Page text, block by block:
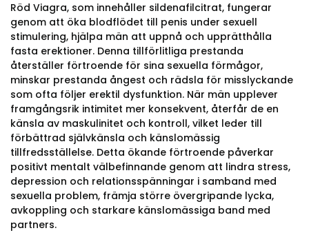
Röd Viagra, som innehåller sildenafilcitrat, fungerar
genom att öka blodflödet till penis under sexuell
stimulering, hjälpa män att uppnå och upprätthålla
fasta erektioner. Denna tillförlitliga prestanda
återställer förtroende för sina sexuella förmågor,
minskar prestanda ångest och rädsla för misslyckande
som ofta följer erektil dysfunktion. När män upplever
framgångsrik intimitet mer konsekvent, återfår de en
känsla av maskulinitet och kontroll, vilket leder till
förbättrad självkänsla och känslomässig
tillfredsställelse. Detta ökande förtroende påverkar
positivt mentalt välbefinnande genom att lindra stress,
depression och relationsspänningar i samband med
sexuella problem, främja större övergripande lycka,
avkoppling och starkare känslomässiga band med
partners.